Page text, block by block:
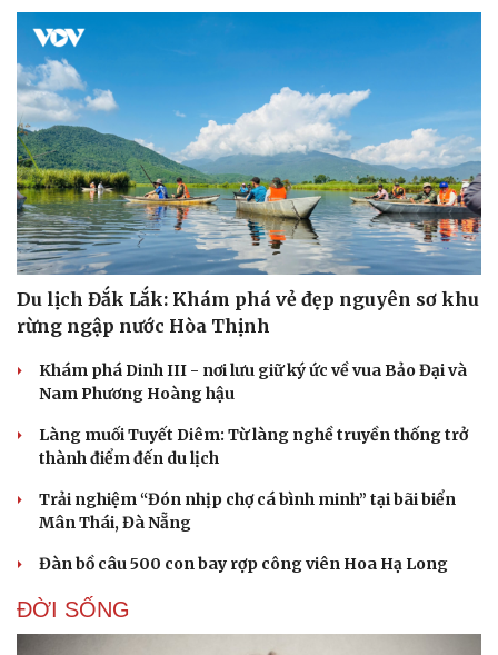
Sân khấu - Điện ảnh
Văn học
Âm nhạc
Di sản
Du lịch Đắk Lắk: Khám phá vẻ đẹp nguyên sơ khu
rừng ngập nước Hòa Thịnh
Khám phá Dinh III - nơi lưu giữ ký ức về vua Bảo Đại và
Nam Phương Hoàng hậu
Làng muối Tuyết Diêm: Từ làng nghề truyền thống trở
thành điểm đến du lịch
Trải nghiệm “Đón nhịp chợ cá bình minh” tại bãi biển
Mân Thái, Đà Nẵng
Đàn bồ câu 500 con bay rợp công viên Hoa Hạ Long
ĐỜI SỐNG